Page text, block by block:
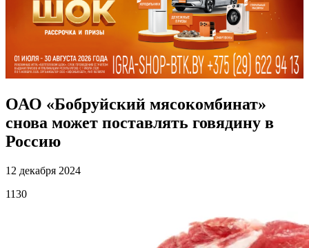
ОАО «Бобруйский мясокомбинат»
снова может поставлять говядину в
Россию
12 декабря 2024
1130